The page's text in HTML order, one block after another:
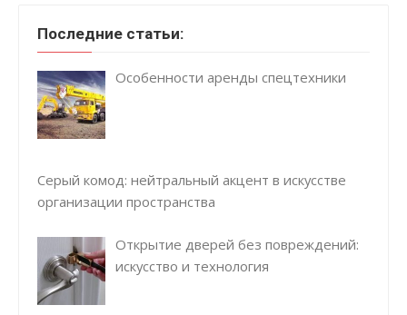
Последние статьи:
Особенности аренды спецтехники
Серый комод: нейтральный акцент в искусстве
организации пространства
Открытие дверей без повреждений:
искусство и технология